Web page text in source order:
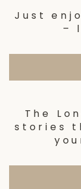
Just
–
The
stories